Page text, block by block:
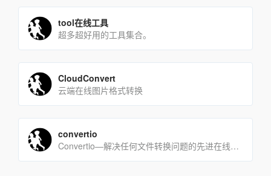
tool在线工具
超多超好用的工具集合。
CloudConvert
云端在线图片格式转换
convertio
Convertio—解决任何文件转换问题的先进在线工具。